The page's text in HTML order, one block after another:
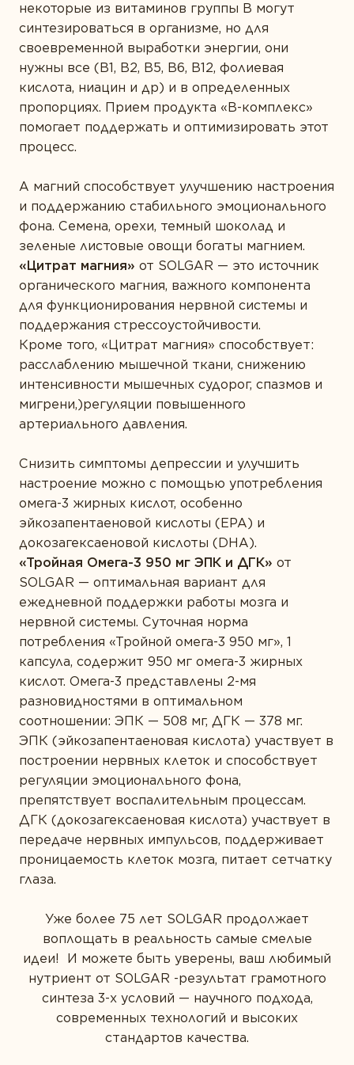
некоторые из витаминов группы В могут
синтезироваться в организме, но для
своевременной выработки энергии, они
нужны все (В1, B2, B5, B6, B12, фолиевая
кислота, ниацин и др) и в определенных
пропорциях. Прием продукта «В-комплекс»
помогает поддержать и оптимизировать этот
процесс.
А магний способствует улучшению настроения
и поддержанию стабильного эмоционального
фона. Семена, орехи, темный шоколад и
зеленые листовые овощи богаты магнием.
«Цитрат магния» от SOLGAR — это источник
органического магния, важного компонента
для функционирования нервной системы и
поддержания стрессоустойчивости.
Кроме того, «Цитрат магния» способствует:
расслаблению мышечной ткани, снижению
интенсивности мышечных судорог, спазмов и
мигрени,)регуляции повышенного
артериального давления.
Снизить симптомы депрессии и улучшить
настроение можно с помощью употребления
омега-3 жирных кислот, особенно
эйкозапентаеновой кислоты (ЕРА) и
докозагексаеновой кислоты (DHA).
«Тройная Омега-3 950 мг ЭПК и ДГК» от
SOLGAR — оптимальная вариант для
ежедневной поддержки работы мозга и
нервной системы. Суточная норма
потребления «Тройной омега-3 950 мг», 1
капсула, содержит 950 мг омега-3 жирных
кислот. Омега-3 представлены 2-мя
разновидностями в оптимальном
соотношении: ЭПК — 508 мг, ДГК — 378 мг.
ЭПК (эйкозапентаеновая кислота) участвует в
построении нервных клеток и способствует
регуляции эмоционального фона,
препятствует воспалительным процессам.
ДГК (докозагексаеновая кислота) участвует в
передаче нервных импульсов, поддерживает
проницаемость клеток мозга, питает сетчатку
глаза.
Уже более 75 лет SOLGAR продолжает
воплощать в реальность самые смелые
идеи! И можете быть уверены, ваш любимый
нутриент от SOLGAR -результат грамотного
синтеза 3-х условий — научного подхода,
современных технологий и высоких
стандартов качества.